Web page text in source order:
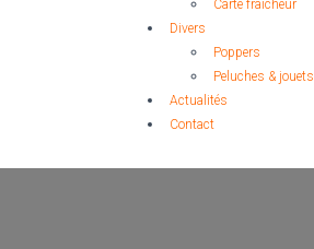
Carte fraîcheur
Divers
Poppers
Peluches & jouets
Actualités
Contact